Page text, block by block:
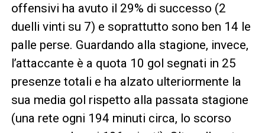
offensivi ha avuto il 29% di successo (2
duelli vinti su 7) e soprattutto sono ben 14 le
palle perse. Guardando alla stagione, invece,
l’attaccante è a quota 10 gol segnati in 25
presenze totali e ha alzato ulteriormente la
sua media gol rispetto alla passata stagione
(una rete ogni 194 minuti circa, lo scorso